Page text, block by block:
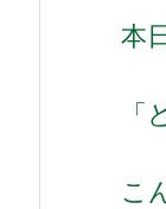
本
こ